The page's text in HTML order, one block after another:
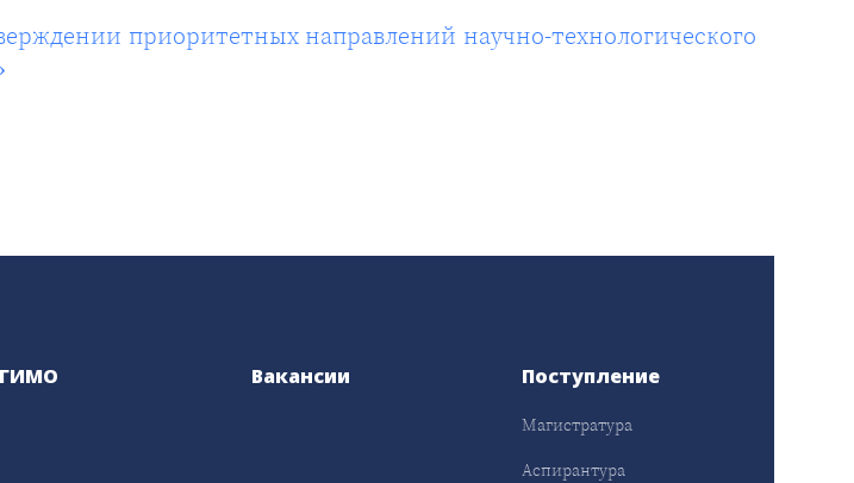
приоритетных направлений научно-технологического
Вакансии Поступление
Магистратура
Аспирантура